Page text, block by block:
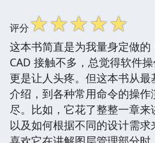
评分☆☆☆☆☆
这本书简直是为我量身定做
CAD 接触不多，总觉得软件
更是让人头疼。但这本书从
介绍，到各种常用命令的操
尽。比如，它花了整整一章
以及如何根据不同的设计需